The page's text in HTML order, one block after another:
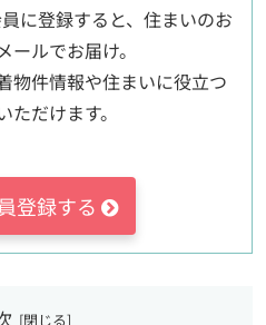
に登録すると、住まいのお
ルでお届け。
物件情報や住まいに役立つ
だけます。
登録する